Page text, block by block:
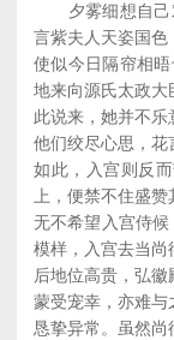
夕雾细想自己
言紫夫人天姿国色
使似今日隔帘相
地来向源氏太政大
此说来，她并不
他们绞尽心思，花
如此，入宫则反
上，便禁不住盛
无不希望入宫侍候
模样，入宫去当尚
后地位高贵，弘
蒙受宠幸，亦难与
恳挚异常。虽然